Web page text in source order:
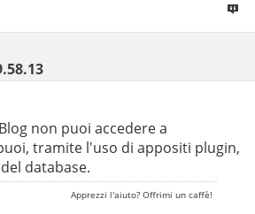
non puoi accedere a
tramite l'uso di appositi plugin,
database.
Apprezzi l'aiuto? Offrimi un caffè!